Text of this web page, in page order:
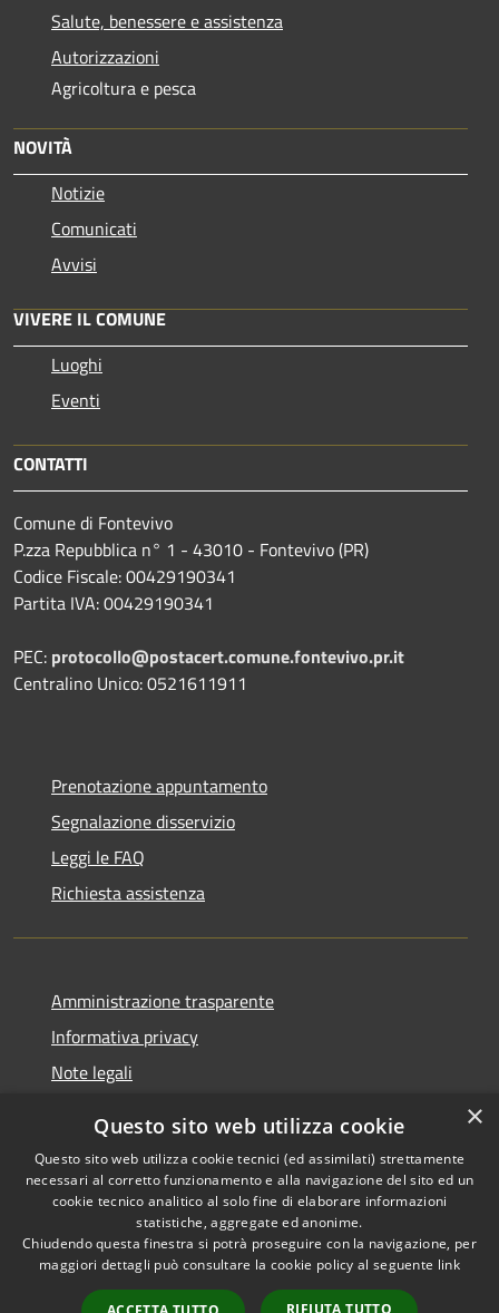
Salute, benessere e assistenza
Autorizzazioni
Agricoltura e pesca
NOVITÀ
Notizie
Comunicati
Avvisi
VIVERE IL COMUNE
Luoghi
Eventi
CONTATTI
Comune di Fontevivo
P.zza Repubblica n° 1 - 43010 - Fontevivo (PR)
Codice Fiscale: 00429190341
Partita IVA: 00429190341
PEC: protocollo@postacert.comune.fontevivo.pr.it
Centralino Unico: 0521611911
Prenotazione appuntamento
Segnalazione disservizio
Leggi le FAQ
Richiesta assistenza
Amministrazione trasparente
Informativa privacy
Note legali
Accessibilità
Privacy
Copyright © 2026 • Comune di
Fontevivo • Powered by
Municipium•Accesso
redazione
×
Questo sito web utilizza cookie
Questo sito web utilizza cookie tecnici (ed assimilati) strettamente
necessari al corretto funzionamento e alla navigazione del sito ed un
cookie tecnico analitico al solo fine di elaborare informazioni
statistiche, aggregate ed anonime.
Chiudendo questa finestra si potrà proseguire con la navigazione, per
maggiori dettagli può consultare la cookie policy al seguente link
RIFIUTA TUTTO